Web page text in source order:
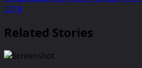
2018
Related Stories